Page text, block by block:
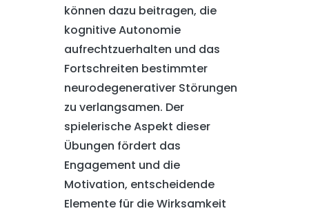
können dazu beitragen, die
kognitive Autonomie
aufrechtzuerhalten und das
Fortschreiten bestimmter
neurodegenerativer Störungen
zu verlangsamen. Der
spielerische Aspekt dieser
Übungen fördert das
Engagement und die
Motivation, entscheidende
Elemente für die Wirksamkeit